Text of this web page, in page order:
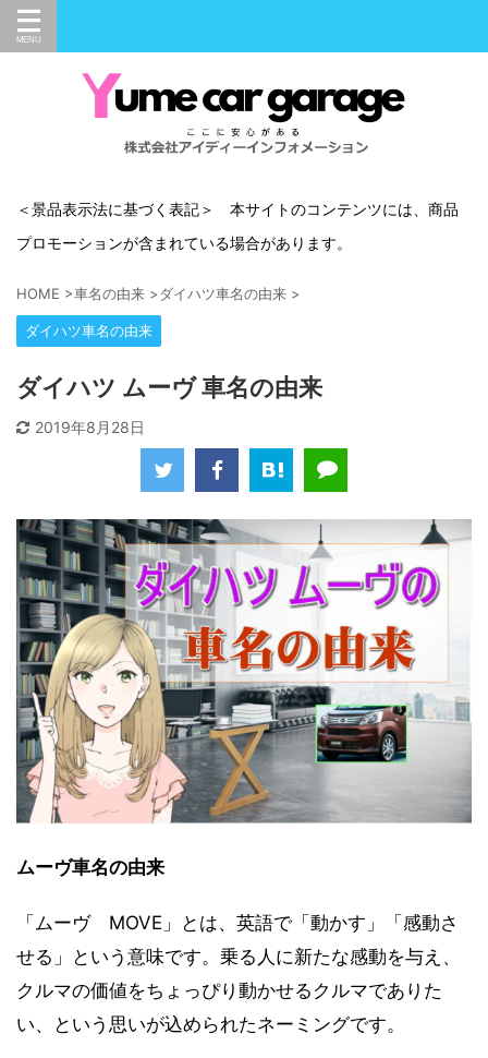
＜景品表示法に基づく表記＞ 本サイトのコンテンツには、商品
プロモーションが含まれている場合があります。
HOME >車名の由来 >ダイハツ車名の由来 >
ダイハツ車名の由来
ダイハツ ムーヴ 車名の由来
2019年8月28日
ムーヴ車名の由来
「ムーヴ MOVE」とは、英語で「動かす」「感動さ
せる」という意味です。乗る人に新たな感動を与え、
クルマの価値をちょっぴり動かせるクルマでありた
い、という思いが込められたネーミングです。